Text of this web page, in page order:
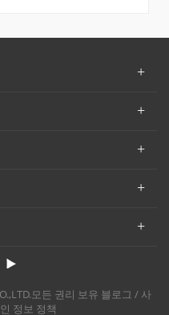
브의 공통 부분이있는 몸체는
밸브 본체, 보닛, 시트 및 기타
모든 권리 보유 블로그 / 사
정보 정책